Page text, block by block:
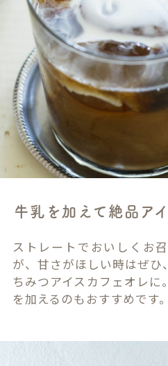
牛乳を加えて絶品ア
ストレートでおいしくお
が、甘さがほしい時はぜひ
ちみつアイスカフェオレに
を加えるのもおすすめです。